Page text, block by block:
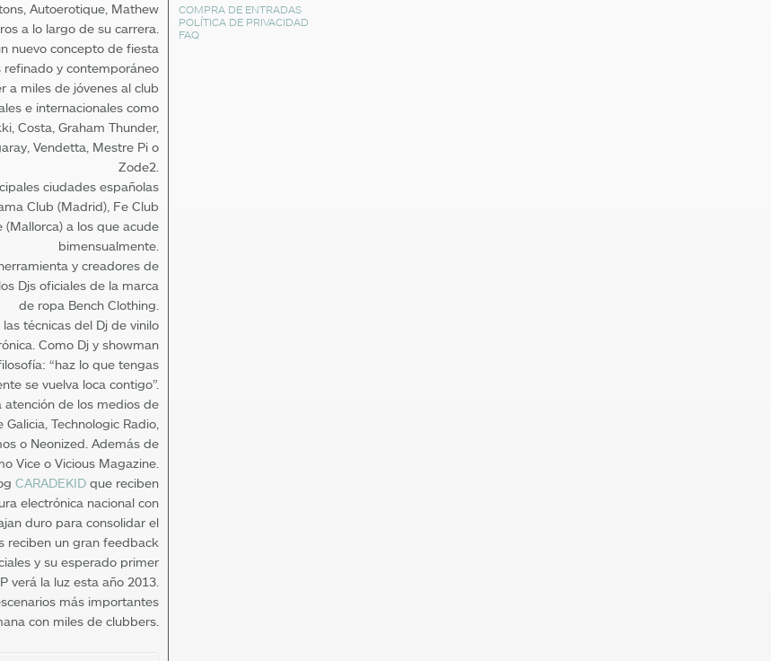
Autoerotique, Mathew
a lo largo de su carrera.
nuevo concepto de fiesta
refinado y contemporáneo
a miles de jóvenes al club
e internacionales como
Costa, Graham Thunder,
Vendetta, Mestre Pi o
Zode2.
ciudades españolas
Club (Madrid), Fe Club
(Mallorca) a los que acude
bimensualmente.
y creadores de
Djs oficiales de la marca
de ropa Bench Clothing.
técnicas del Dj de vinilo
Como Dj y showman
“haz lo que tengas
se vuelva loca contigo”.
atención de los medios de
Technologic Radio,
o Neonized. Además de
Vice o Vicious Magazine.
CARADEKID que reciben
electrónica nacional con
duro para consolidar el
reciben un gran feedback
y su esperado primer
verá la luz esta año 2013.
más importantes
con miles de clubbers.
COMPRA DE ENTRADAS
POLÍTICA DE PRIVACIDAD
FAQ